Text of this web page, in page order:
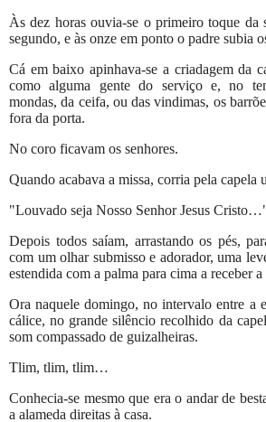
Às dez horas ouvia-se o primeiro toque da
segundo, e às onze em ponto o padre subia
Cá em baixo apinhava-se a criadagem da
como alguma gente do serviço e, no
mondas, da ceifa, ou das vindimas, os
fora da porta.
No coro ficavam os senhores.
Quando acabava a missa, corria pela capela
"Louvado seja Nosso Senhor Jesus
Depois todos saíam, arrastando os pés,
com um olhar submisso e adorador, uma
estendida com a palma para cima a receber
Ora naquele domingo, no intervalo entre a
cálice, no grande silêncio recolhido da
som compassado de guizalheiras.
Tlim, tlim, tlim…
Conhecia-se mesmo que era o andar de
a alameda direitas à casa.